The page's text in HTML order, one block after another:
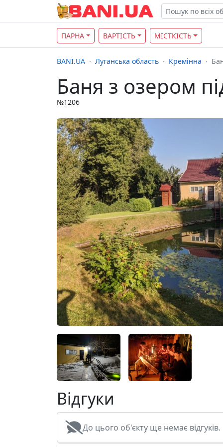
ПАРНА ВАРТІСТЬ МІСТКІСТЬ
BANI.UA Луганська область Кремінна
Баня з озером
№1206
Відгуки
До цього об'єкту ще немає